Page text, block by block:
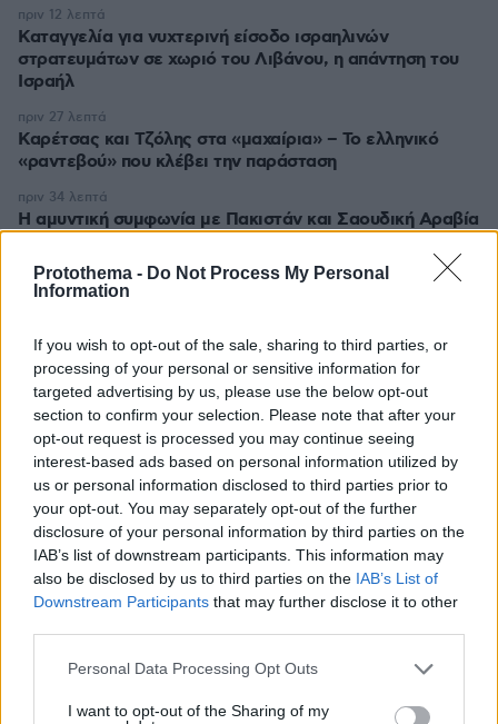
Protothema - Do Not Process My Personal
Information
If you wish to opt-out of the sale, sharing to third parties, or
processing of your personal or sensitive information for
targeted advertising by us, please use the below opt-out
section to confirm your selection. Please note that after your
opt-out request is processed you may continue seeing
interest-based ads based on personal information utilized by
us or personal information disclosed to third parties prior to
your opt-out. You may separately opt-out of the further
disclosure of your personal information by third parties on the
IAB’s list of downstream participants. This information may
also be disclosed by us to third parties on the IAB’s List of
Downstream Participants that may further disclose it to other
Please note that this website/app uses one or more Google
not limited to your visit or usage behaviour. You may click to
Personal Data Processing Opt Outs
I want to opt-out of the Sharing of my
Καταγγελία για νυχτερινή είσοδο ισραηλινών
στρατευμάτων σε χωριό του Λιβάνου, η απάντηση του
Ισραήλ
πριν 12 λεπτά
Καρέτσας και Τζόλης στα «μαχαίρια» – Το ελληνικό
«ραντεβού» που κλέβει την παράσταση
πριν 27 λεπτά
Η αμυντική συμφωνία με Πακιστάν και Σαουδική Αραβία
Φιντάν
πριν 34 λεπτά
«Θέλαμε αυτό το ματς, είμαστε ανοικτοί στο
μεταγραφικό παράθυρο», δείτε βίντεο
πριν 36 λεπτά
Όλα όσα χρειάζεται να ξέρετε για τις αντιδράσεις μιας
φοβικής γάτας
πριν 40 λεπτά
Η Ελίζαμπεθ Ελέτσι πήρε ευχή για το μωρό της, οι
φωτογραφίες από τον Άγιο Νεκτάριο
πριν 44 λεπτά
Γλυκά της Τήνου που κρατούν ζωντανή την παράδοσή
της
πριν 45 λεπτά
Νέο χτύπημα στα Στενά του Ορμούζ - Βλήμα έπληξε το